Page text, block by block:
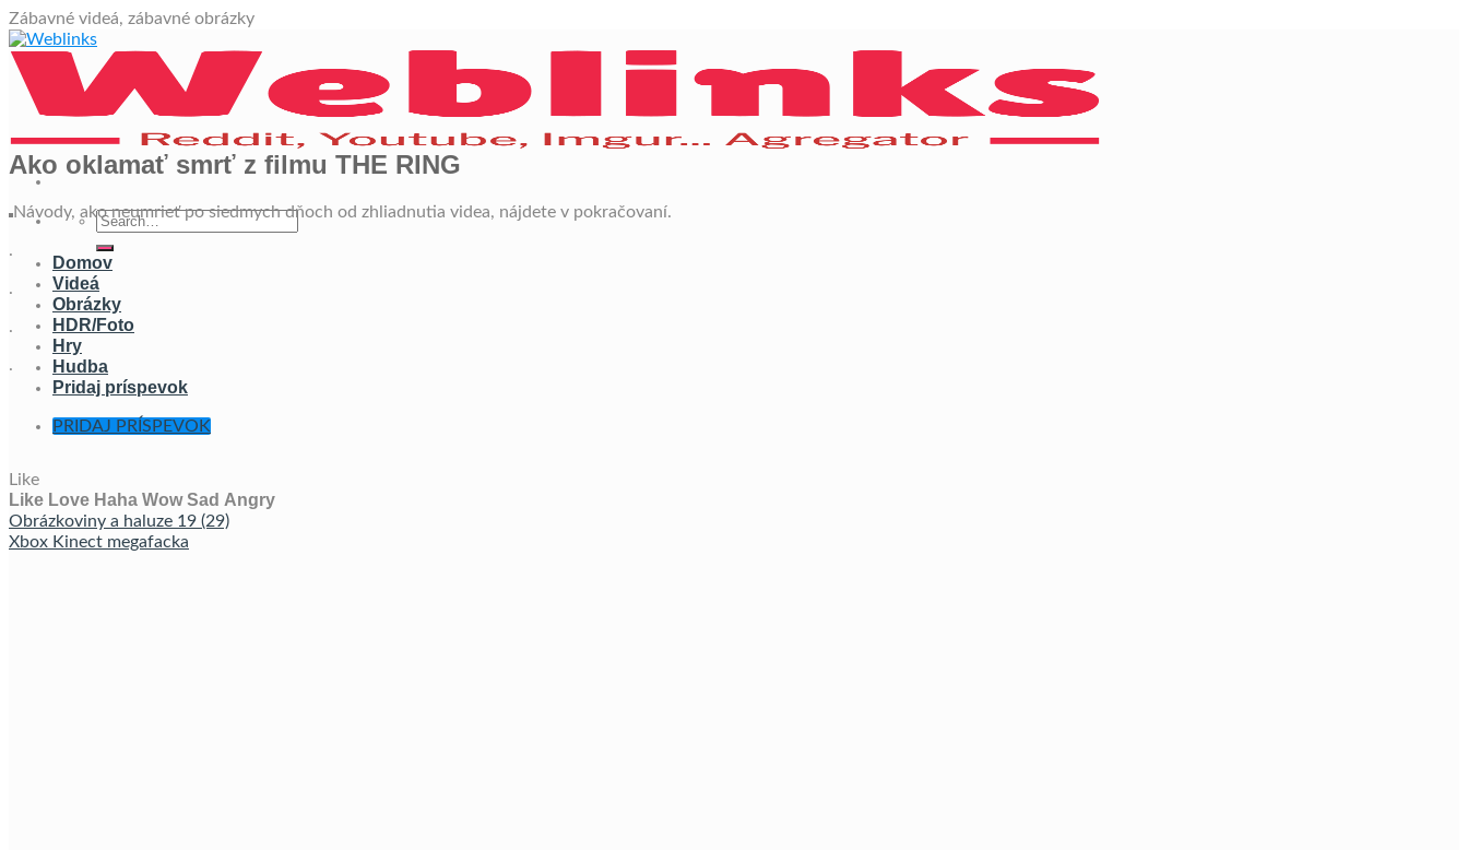
Zábavné videá, zábavné obrázkySkip
content
Domov
Videá
Obrázky
HDR/Foto
Hry
Hudba
Pridaj príspevok
PRIDAJ PRÍSPEVOK
Ako oklamať smrť z filmu THE RING
Návody, ako neumrieť po siedmych dňoch od zhliadnutia videa, nájdete v pokračovaní.
.
.
.
.
Like
Like Love Haha Wow Sad Angry
Obrázkoviny a haluze 19 (29)
Xbox Kinect megafacka